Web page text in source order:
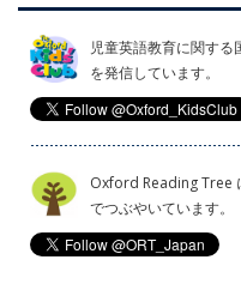
児童英語教育に関す
を発信しています。
Oxford Reading Tree
でつぶやいています。